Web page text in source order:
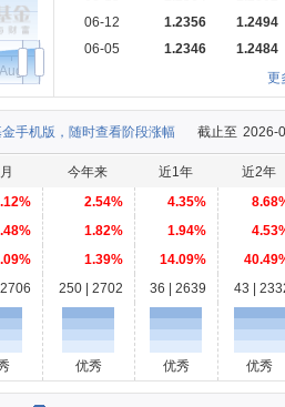
06-12
1.2356 1.2494
06-05
1.2346 1.2484
更
截止至 2026-
手机版，随时查看阶段涨幅
今年来 近1年 近2年
2.54% 4.35%
1.82% 1.94%
1.39% 14.09%
250 | 2702 36 | 2639 43 |
优秀 优秀 优秀